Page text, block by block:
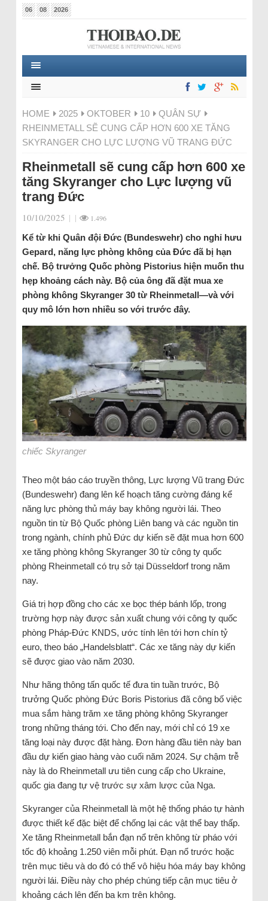
06 08 2026
HOME 2025 OKTOBER 10
QUÂN SỰ
RHEINMETALL SẼ CUNG CẤP HƠN 600 XE TĂNG
SKYRANGER CHO LỰC LƯỢNG VŨ TRANG ĐỨC
Rheinmetall sẽ cung cấp hơn 600 xe
tăng Skyranger cho Lực lượng vũ
trang Đức
10/10/2025 | | 1.496
Kể từ khi Quân đội Đức (Bundeswehr) cho nghỉ hưu
Gepard, năng lực phòng không của Đức đã bị hạn
chế. Bộ trưởng Quốc phòng Pistorius hiện muốn thu
hẹp khoảng cách này. Bộ của ông đã đặt mua xe
phòng không Skyranger 30 từ Rheinmetall—và với
quy mô lớn hơn nhiều so với trước đây.
chiếc Skyranger
Theo một báo cáo truyền thông, Lực lượng Vũ trang Đức
(Bundeswehr) đang lên kế hoạch tăng cường đáng kể
năng lực phòng thủ máy bay không người lái. Theo
nguồn tin từ Bộ Quốc phòng Liên bang và các nguồn tin
trong ngành, chính phủ Đức dự kiến ​​sẽ đặt mua hơn 600
xe tăng phòng không Skyranger 30 từ công ty quốc
phòng Rheinmetall có trụ sở tại Düsseldorf trong năm
nay.
Giá trị hợp đồng cho các xe bọc thép bánh lốp, trong
trường hợp này được sản xuất chung với công ty quốc
phòng Pháp-Đức KNDS, ước tính lên tới hơn chín tỷ
euro, theo báo „Handelsblatt“. Các xe tăng này dự kiến ​​
sẽ được giao vào năm 2030.
Như hãng thông tấn quốc tế đưa tin tuần trước, Bộ
trưởng Quốc phòng Đức Boris Pistorius đã công bố việc
mua sắm hàng trăm xe tăng phòng không Skyranger
trong những tháng tới. Cho đến nay, mới chỉ có 19 xe
tăng loại này được đặt hàng. Đơn hàng đầu tiên này ban
đầu dự kiến ​​giao hàng vào cuối năm 2024. Sự chậm trễ
này là do Rheinmetall ưu tiên cung cấp cho Ukraine,
quốc gia đang tự vệ trước sự xâm lược của Nga.
Skyranger của Rheinmetall là một hệ thống pháo tự hành
được thiết kế đặc biệt để chống lại các vật thể bay thấp.
Xe tăng Rheinmetall bắn đạn nổ trên không từ pháo với
tốc độ khoảng 1.250 viên mỗi phút. Đạn nổ trước hoặc
trên mục tiêu và do đó có thể vô hiệu hóa máy bay không
người lái. Điều này cho phép chúng tiếp cận mục tiêu ở
khoảng cách lên đến ba km trên không.